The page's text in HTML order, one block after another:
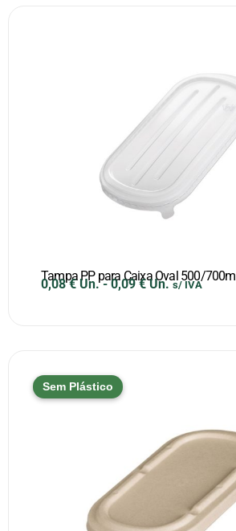
Tampa PP para Caixa Oval 500/700ml
0,08€ Un.-0,09€ Un. s/ IVA
Sem Plástico